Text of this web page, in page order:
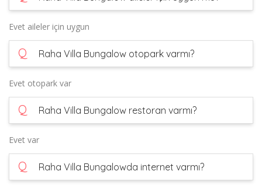
Evet aileler için uygun
Q Raha Villa Bungalow otopark varmı?
Evet otopark var
Q Raha Villa Bungalow restoran varmı?
Evet var
Q Raha Villa Bungalowda internet varmı?